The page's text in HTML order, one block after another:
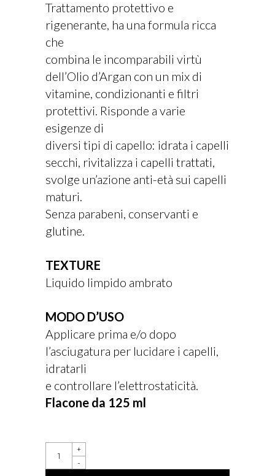
Trattamento protettivo e
rigenerante, ha una formula ricca
che
combina le incomparabili virtù
dell’Olio d’Argan con un mix di
vitamine, condizionanti e filtri
protettivi. Risponde a varie
esigenze di
diversi tipi di capello: idrata i capelli
secchi, rivitalizza i capelli trattati,
svolge un’azione anti-età sui capelli
maturi.
Senza parabeni, conservanti e
glutine.
TEXTURE
Liquido limpido ambrato
MODO D’USO
Applicare prima e/o dopo
l’asciugatura per lucidare i capelli,
idratarli
e controllare l’elettrostaticità.
Flacone da 125 ml
SUBLÌMIS
PURE
-
+